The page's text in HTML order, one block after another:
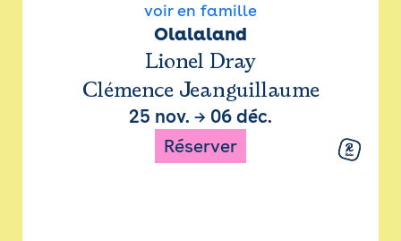
voir en famille
Olalaland
Lionel Dray
Clémence Jeanguillaume
25 nov. → 06 déc.
Réserver